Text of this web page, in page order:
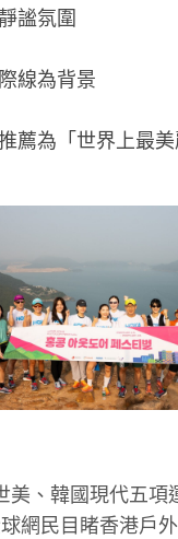
謐氛圍
線為背景
薦為「世界上最
美、韓國現代五項
網民目睹香港戶